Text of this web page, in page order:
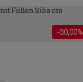
Füßen Silia cm
-30,00%